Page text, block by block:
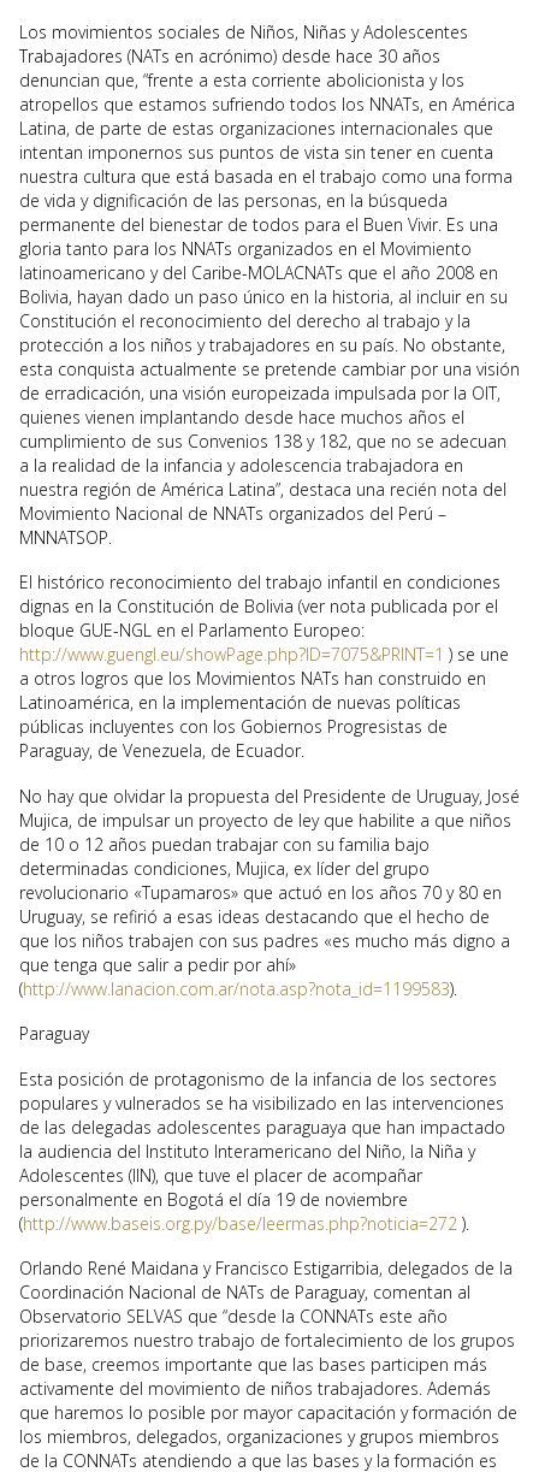
Los movimientos sociales de Niños, Niñas y Adolescentes
Trabajadores (NATs en acrónimo) desde hace 30 años
denuncian que, “frente a esta corriente abolicionista y los
atropellos que estamos sufriendo todos los NNATs, en América
Latina, de parte de estas organizaciones internacionales que
intentan imponernos sus puntos de vista sin tener en cuenta
nuestra cultura que está basada en el trabajo como una forma
de vida y dignificación de las personas, en la búsqueda
permanente del bienestar de todos para el Buen Vivir. Es una
gloria tanto para los NNATs organizados en el Movimiento
latinoamericano y del Caribe-MOLACNATs que el año 2008 en
Bolivia, hayan dado un paso único en la historia, al incluir en su
Constitución el reconocimiento del derecho al trabajo y la
protección a los niños y trabajadores en su país. No obstante,
esta conquista actualmente se pretende cambiar por una visión
de erradicación, una visión europeizada impulsada por la OIT,
quienes vienen implantando desde hace muchos años el
cumplimiento de sus Convenios 138 y 182, que no se adecuan
a la realidad de la infancia y adolescencia trabajadora en
nuestra región de América Latina”, destaca una recién nota del
Movimiento Nacional de NNATs organizados del Perú –
MNNATSOP.
El histórico reconocimiento del trabajo infantil en condiciones
dignas en la Constitución de Bolivia (ver nota publicada por el
bloque GUE-NGL en el Parlamento Europeo:
http://www.guengl.eu/showPage.php?ID=7075&PRINT=1 ) se une
a otros logros que los Movimientos NATs han construido en
Latinoamérica, en la implementación de nuevas políticas
públicas incluyentes con los Gobiernos Progresistas de
Paraguay, de Venezuela, de Ecuador.
No hay que olvidar la propuesta del Presidente de Uruguay, José
Mujica, de impulsar un proyecto de ley que habilite a que niños
de 10 o 12 años puedan trabajar con su familia bajo
determinadas condiciones, Mujica, ex líder del grupo
revolucionario «Tupamaros» que actuó en los años 70 y 80 en
Uruguay, se refirió a esas ideas destacando que el hecho de
que los niños trabajen con sus padres «es mucho más digno a
que tenga que salir a pedir por ahí»
(http://www.lanacion.com.ar/nota.asp?nota_id=1199583).
Paraguay
Esta posición de protagonismo de la infancia de los sectores
populares y vulnerados se ha visibilizado en las intervenciones
de las delegadas adolescentes paraguaya que han impactado
la audiencia del Instituto Interamericano del Niño, la Niña y
Adolescentes (IIN), que tuve el placer de acompañar
personalmente en Bogotá el día 19 de noviembre
(http://www.baseis.org.py/base/leermas.php?noticia=272 ).
Orlando René Maidana y Francisco Estigarribia, delegados de la
Coordinación Nacional de NATs de Paraguay, comentan al
Observatorio SELVAS que “desde la CONNATs este año
priorizaremos nuestro trabajo de fortalecimiento de los grupos
de base, creemos importante que las bases participen más
activamente del movimiento de niños trabajadores. Además
que haremos lo posible por mayor capacitación y formación de
los miembros, delegados, organizaciones y grupos miembros
de la CONNATs atendiendo a que las bases y la formación es